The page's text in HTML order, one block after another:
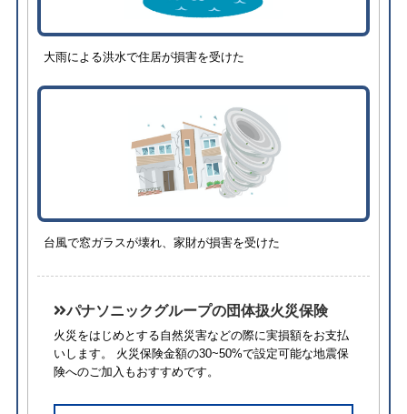
大雨による洪水で住居が損害を受けた
台風で窓ガラスが壊れ、家財が損害を受けた
パナソニックグループの団体扱火災保険
火災をはじめとする自然災害などの際に実損額をお支払
いします。 火災保険金額の30~50%で設定可能な地震保
険へのご加入もおすすめです。